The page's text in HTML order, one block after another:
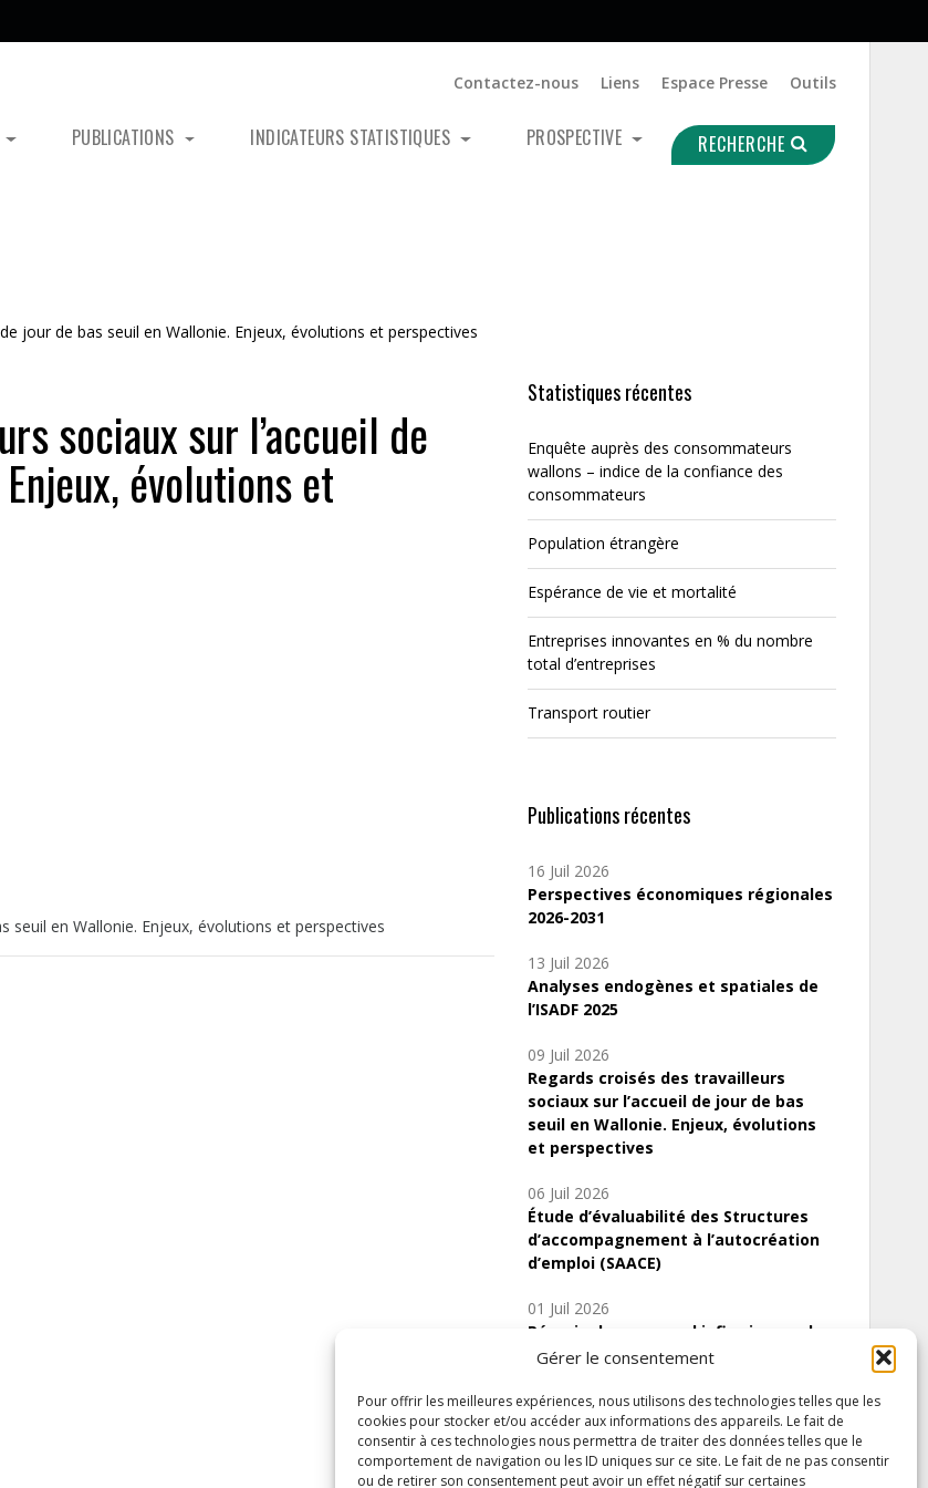
Gérer le consentement
Pour offrir les meilleures expériences, nous utilisons des technologies telles que les
cookies pour stocker et/ou accéder aux informations des appareils. Le fait de
consentir à ces technologies nous permettra de traiter des données telles que le
comportement de navigation ou les ID uniques sur ce site. Le fait de ne pas consentir
ou de retirer son consentement peut avoir un effet négatif sur certaines
Contactez-nous Liens Espace Presse Outils
PUBLICATIONS INDICATEURS STATISTIQUES PROSPECTIVE RECHERCHE
jour de bas seuil en Wallonie. Enjeux, évolutions et perspectives
sociaux sur l’accueil de
évolutions et
seuil en Wallonie. Enjeux, évolutions et perspectives
Statistiques récentes
Enquête auprès des consommateurs
wallons – indice de la confiance des
consommateurs
Population étrangère
Espérance de vie et mortalité
Entreprises innovantes en % du nombre
total d’entreprises
Transport routier
Publications récentes
16 Juil 2026
Perspectives économiques régionales
2026-2031
13 Juil 2026
Analyses endogènes et spatiales de
l’ISADF 2025
09 Juil 2026
Regards croisés des travailleurs
sociaux sur l’accueil de jour de bas
seuil en Wallonie. Enjeux, évolutions
et perspectives
06 Juil 2026
Étude d’évaluabilité des Structures
d’accompagnement à l’autocréation
d’emploi (SAACE)
01 Juil 2026
Pénurie du personnel infirmier :quels
indicateurs d’offre de soins pour
Inscrivez-vous à notre newsletter